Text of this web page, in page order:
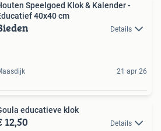
Speelgoed Klok & Kalender -
40x40 cm
Details
21 apr 26
educatieve klok
12,50 Details